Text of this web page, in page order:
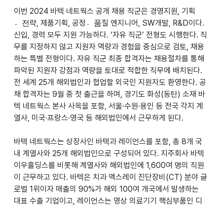
이번 2024 바텍 네트웍스 공개 채용 직군은 경영지원, 기획
전〮략, 제품기획, 공정품〮질 엔지니어, SW개발, R&D이다.
신입, 경력 모두 지원 가능하다. ‘자유 직군’ 전형도 시행한다. 직
무를 지정하지 않고 지원자 역량과 경험을 중심으로 검토, 채용
하는 특별 전형이다. 자유 직군 최종 합격자는 채용절차를 통해
파악된 지원자 강점과 역량을 토대로 적합한 직무에 배치된다.
전 세계 25개 해외법인과 협업할 외국인 지원자도 환영한다. 공
채 합격자는 9월 중 첫 출근을 하며, 경기도 화성(동탄) 소재 바
텍 네트웍스 본사 사옥을 포함, 서울·수원·용인 등 전국 각지 계
열사, 미국·프랑스·영국 등 해외법인에서 근무하게 된다.
바텍 네트웍스는 상장사인 바텍과 레이언스를 포함, 총 8개 국
내 계열사와 25개 해외법인으로 구성되어 있다. 지주회사 바텍
이우홀딩스를 비롯해 계열사와 해외법인에 1,600여 명의 직원
이 근무하고 있다. 바텍은 치과 엑스레이 진단장비(CT) 분야 글
로벌 1위이자 매출의 90%가 해외 100여 개국에서 발생하는
대표 수출 기업이고, 레이언스는 영상 의료기기 핵심부품인 디